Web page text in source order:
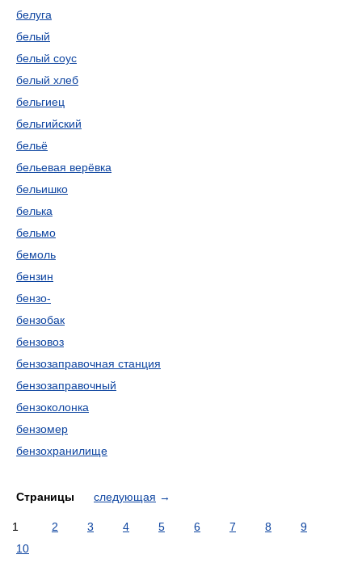
белуга
белый
белый соус
белый хлеб
бельгиец
бельгийский
бельё
бельевая верёвка
бельишко
белька
бельмо
бемоль
бензин
бензо-
бензобак
бензовоз
бензозаправочная станция
бензозаправочный
бензоколонка
бензомер
бензохранилище
Страницы следующая →
1 2 3 4 5 6 7 8
9
10